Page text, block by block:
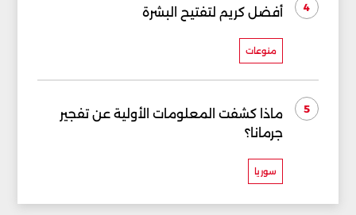
4 أفضل كريم لتفتيح البشرة
منوعات
5
ماذا كشفت المعلومات الأولية عن تفجير
جرمانا؟
سوريا